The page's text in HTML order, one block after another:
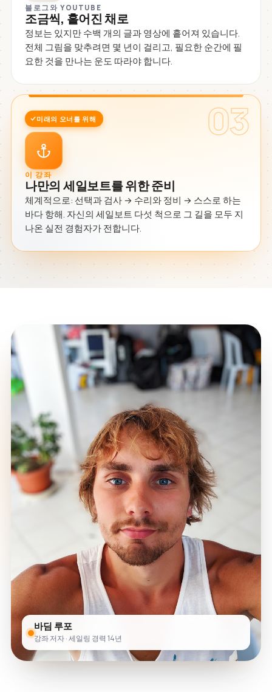
블로그와 YOUTUBE
조금씩, 흩어진 채로
정보는 있지만 수백 개의 글과 영상에 흩어져 있습니다.
전체 그림을 맞추려면 몇 년이 걸리고, 필요한 순간에 필
요한 것을 만나는 운도 따라야 합니다.
03
미래의 오너를 위해
이 강좌
나만의 세일보트를 위한 준비
체계적으로: 선택과 검사 → 수리와 정비 → 스스로 하는
바다 항해. 자신의 세일보트 다섯 척으로 그 길을 모두 지
나온 실전 경험자가 전합니다.
바딤 루포
강좌 저자 · 세일링 경력 14년